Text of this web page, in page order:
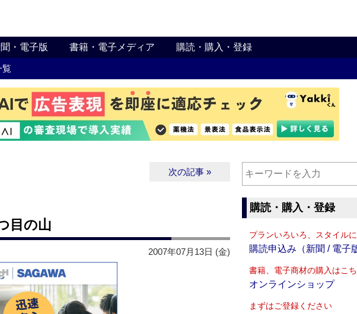
・電子版 書籍・電子メディア 購読・購入・登録
覧
次の記事 »
目の山
2007年07月13日 (金)
購読・購入・登録
プランいろいろ、スタイル
購読申込み（新聞 / 電子
書籍、電子商材の購入はこ
オンラインショップ
まずはご登録ください